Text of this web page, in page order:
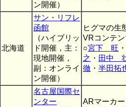
ン開催）
北海道
サン・リフレ
函館
（ハイブリッ
ド開催，主：
現地開催，
副：オンライ
ン開催）
ヒグマの生
VRコンテ
○宮下 旺 ・
之 ・ 田中
徹 ・ 半田拓
名古屋国際セ
ンター
ARマーカ